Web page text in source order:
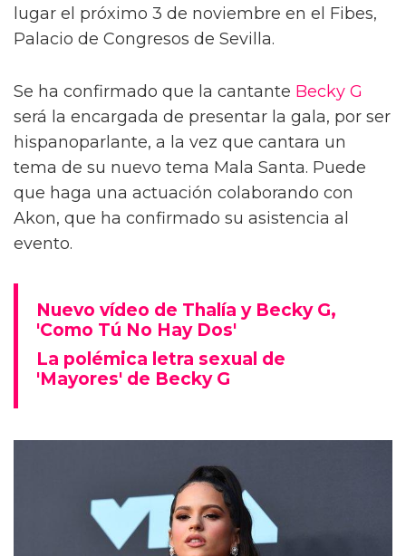
lugar el próximo 3 de noviembre en el Fibes,
Palacio de Congresos de Sevilla.
Se ha confirmado que la cantante Becky G
será la encargada de presentar la gala, por ser
hispanoparlante, a la vez que cantara un
tema de su nuevo tema Mala Santa. Puede
que haga una actuación colaborando con
Akon, que ha confirmado su asistencia al
evento.
Nuevo vídeo de Thalía y Becky G,
'Como Tú No Hay Dos'
La polémica letra sexual de
'Mayores' de Becky G